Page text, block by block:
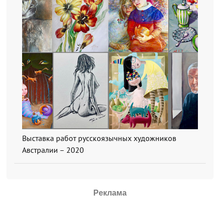
Выставка работ русскоязычных художников
Австралии – 2020
Реклама